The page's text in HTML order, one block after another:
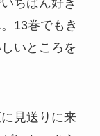
ちばん好き
13巻でもき
いところを
見送りに来